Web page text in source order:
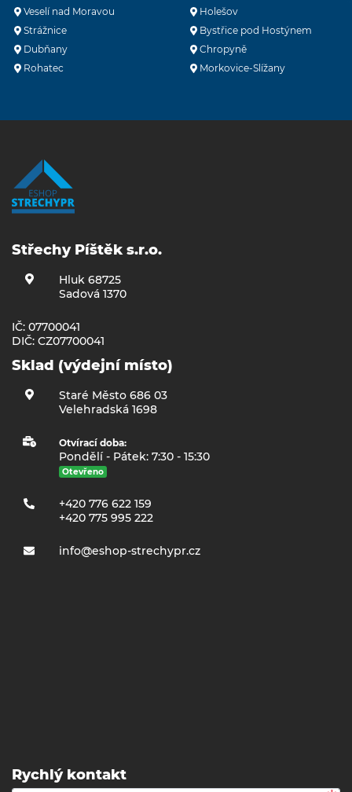
Veselí nad Moravou
Strážnice
Dubňany
Rohatec
Holešov
Bystřice pod Hostýnem
Chropyně
Morkovice-Slížany
Střechy Píštěk s.r.o.
Hluk 68725
Sadová 1370
IČ: 07700041
DIČ: CZ07700041
Sklad (výdejní místo)
Staré Město 686 03
Velehradská 1698
Otvírací doba:
Pondělí - Pátek: 7:30 - 15:30
Otevřeno
+420 776 622 159
+420 775 995 222
info@eshop-strechypr.cz
Rychlý kontakt